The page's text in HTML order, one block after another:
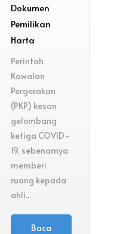
Dokumen
Pemilikan
Harta
Perintah
Kawalan
Pergerakan
(PKP) kesan
gelombang
ketiga COVID-
19, sebenarnya
memberi
ruang kepada
ahli...
Baca